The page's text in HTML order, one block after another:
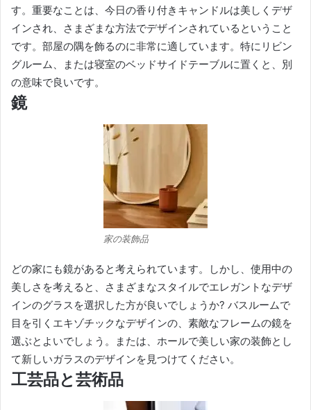
す。 重要なことは、今日の香り付きキャンドルは美しくデザ
インされ、さまざまな方法でデザインされているということ
です。 部屋の隅を飾るのに非常に適しています。 特にリビン
グルーム、または寝室のベッドサイドテーブルに置くと、別
の意味で良いです。
鏡
家の装飾品
どの家にも鏡があると考えられています。
しかし、使用中の
美しさを考えると、さまざまなスタイルでエレガントなデザ
インのグラスを選択した方が良いでしょうか? バスルームで
目を引くエキゾチックなデザインの、素敵なフレームの鏡を
選ぶとよいでしょう。
または、ホールで美しい家の装飾とし
て新しいガラスのデザインを見つけてください。
工芸品と芸術品